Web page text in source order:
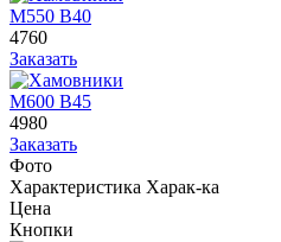
М550 В40
4760
Заказать
М600 В45
4980
Заказать
Фото
Характеристика Харак-ка
Цена
Кнопки